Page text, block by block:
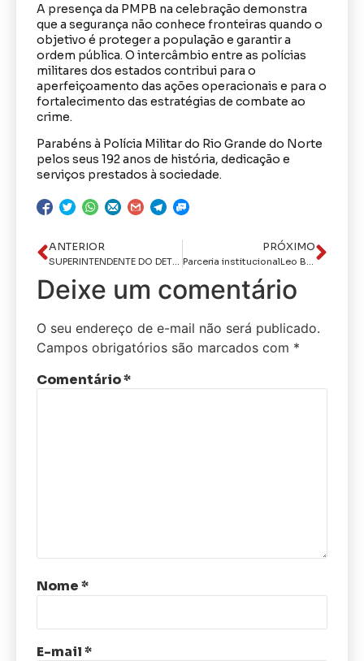
A presença da PMPB na celebração demonstra
que a segurança não conhece fronteiras quando o
objetivo é proteger a população e garantir a
ordem pública. O intercâmbio entre as polícias
militares dos estados contribui para o
aperfeiçoamento das ações operacionais e para o
fortalecimento das estratégias de combate ao
crime.
Parabéns à Polícia Militar do Rio Grande do Norte
pelos seus 192 anos de história, dedicação e
serviços prestados à sociedade.
ANTERIOR
SUPERINTENDENTE DO DETRAN-PB DESTACA OPERAÇÃO SÃO JOÃO E AVANÇOS DOS 50 ANOS DA AUTARQUIA EM ENTREVISTA AO CPAD NOTÍCIAS
PRÓXIMO
Parceria institucionalLeo Bezerra assina lei que formaliza doação de terreno para manutenção de estruturas do Judiciário
Deixe um comentário
O seu endereço de e-mail não será publicado.
Campos obrigatórios são marcados com *
Comentário*
Nome*
E-mail*